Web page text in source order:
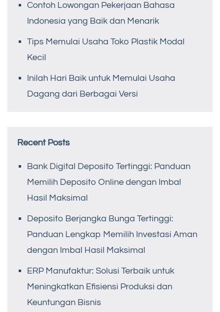
Contoh Lowongan Pekerjaan Bahasa
Indonesia yang Baik dan Menarik
Tips Memulai Usaha Toko Plastik Modal
Kecil
Inilah Hari Baik untuk Memulai Usaha
Dagang dari Berbagai Versi
Recent Posts
Bank Digital Deposito Tertinggi: Panduan
Memilih Deposito Online dengan Imbal
Hasil Maksimal
Deposito Berjangka Bunga Tertinggi:
Panduan Lengkap Memilih Investasi Aman
dengan Imbal Hasil Maksimal
ERP Manufaktur: Solusi Terbaik untuk
Meningkatkan Efisiensi Produksi dan
Keuntungan Bisnis